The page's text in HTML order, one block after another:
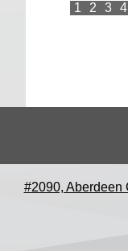
1 2 3 4
#2090, Aberdeen